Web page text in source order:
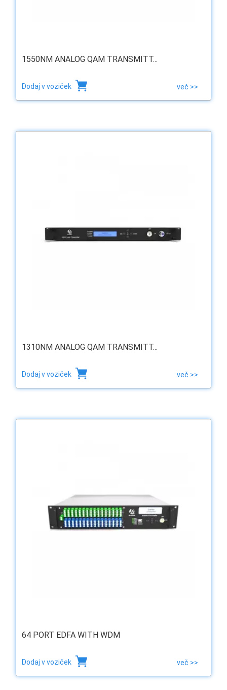
1550NM ANALOG QAM TRANSMITT...
Dodaj v voziček več >>
1310NM ANALOG QAM TRANSMITT...
Dodaj v voziček več >>
64 PORT EDFA WITH WDM
Dodaj v voziček več >>